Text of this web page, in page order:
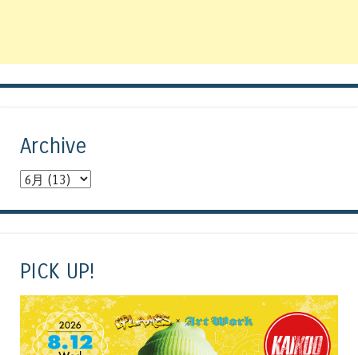
Archive
PICK UP!